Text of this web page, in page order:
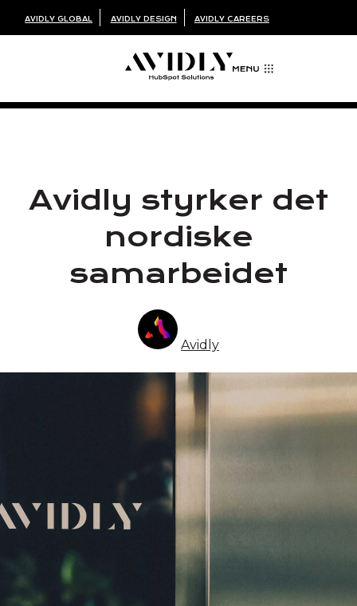
AVIDLY GLOBAL AVIDLY DESIGN AVIDLY CAREERS
Avidly styrker det
nordiske
samarbeidet
Avidly